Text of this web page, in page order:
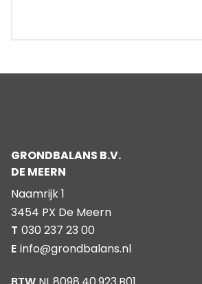
GRONDBALANS B.V.
DE MEERN
Naamrijk 1
3454 PX De Meern
T 030 237 23 00
E info@grondbalans.nl